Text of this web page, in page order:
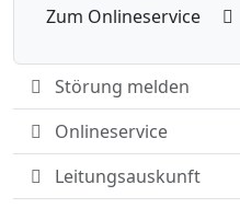
Zum Onlineservice
Störung melden
Onlineservice
Leitungsauskunft